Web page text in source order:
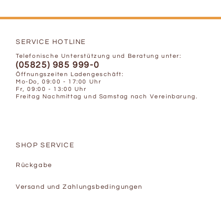
SERVICE HOTLINE
Telefonische Unterstützung und Beratung unter:
(05825) 985 999-0
Öffnungszeiten Ladengeschäft:
Mo-Do, 09:00 - 17:00 Uhr
Fr, 09:00 - 13:00 Uhr
Freitag Nachmittag und Samstag nach Vereinbarung.
SHOP SERVICE
Rückgabe
Versand und Zahlungsbedingungen